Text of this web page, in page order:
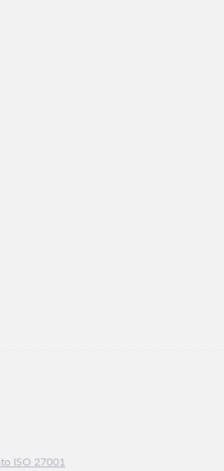
ISO 27001